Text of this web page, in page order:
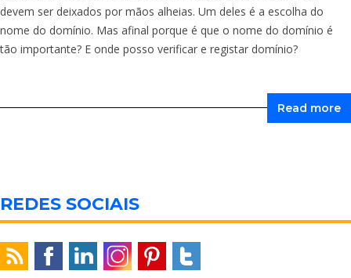
devem ser deixados por mãos alheias. Um deles é a escolha do
nome do domínio. Mas afinal porque é que o nome do domínio é
tão importante? E onde posso verificar e registar domínio?
Read more
REDES SOCIAIS